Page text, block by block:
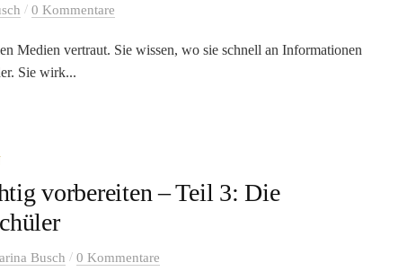
/ 0 Kommentare
Medien vertraut. Sie wissen, wo sie schnell an Informationen
Sie wirk...
vorbereiten – Teil 3: Die
Busch / 0 Kommentare